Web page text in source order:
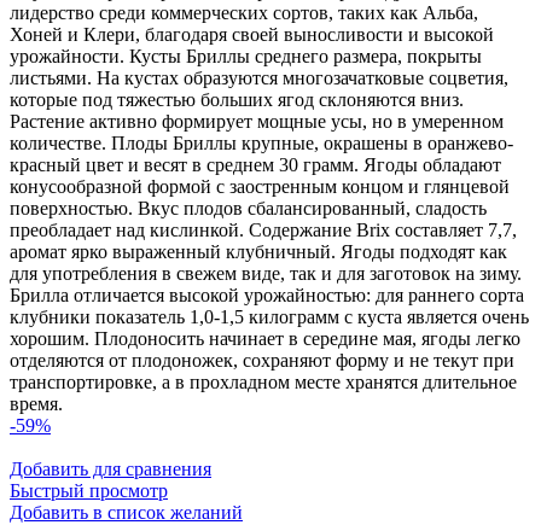
лидерство среди коммерческих сортов, таких как Альба,
Хоней и Клери, благодаря своей выносливости и высокой
урожайности. Кусты Бриллы среднего размера, покрыты
листьями. На кустах образуются многозачатковые соцветия,
которые под тяжестью больших ягод склоняются вниз.
Растение активно формирует мощные усы, но в умеренном
количестве. Плоды Бриллы крупные, окрашены в оранжево-
красный цвет и весят в среднем 30 грамм. Ягоды обладают
конусообразной формой с заостренным концом и глянцевой
поверхностью. Вкус плодов сбалансированный, сладость
преобладает над кислинкой. Содержание Brix составляет 7,7,
аромат ярко выраженный клубничный. Ягоды подходят как
для употребления в свежем виде, так и для заготовок на зиму.
Брилла отличается высокой урожайностью: для раннего сорта
клубники показатель 1,0-1,5 килограмм с куста является очень
хорошим. Плодоносить начинает в середине мая, ягоды легко
отделяются от плодоножек, сохраняют форму и не текут при
транспортировке, а в прохладном месте хранятся длительное
время.
-59%
Добавить для сравнения
Быстрый просмотр
Добавить в список желаний